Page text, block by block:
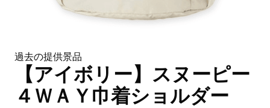
過去の提供景品
【アイボリー】スヌーピー
４ＷＡＹ巾着ショルダー